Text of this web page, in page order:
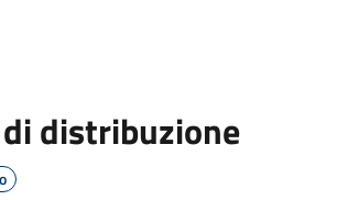
distribuzione